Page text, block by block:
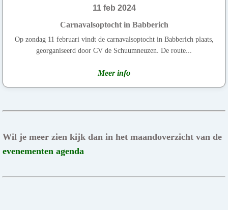
11 feb 2024
Carnavalsoptocht in Babberich
Op zondag 11 februari vindt de carnavalsoptocht in Babberich plaats,
georganiseerd door CV de Schuumneuzen. De route...
Meer info
Wil je meer zien kijk dan in het maandoverzicht van de
evenementen agenda